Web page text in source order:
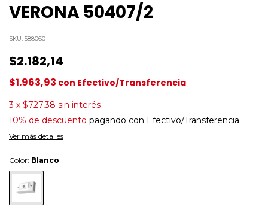
VERONA 50407/2
SKU: 588060
$2.182,14
$1.963,93 con Efectivo/Transferencia
3 x $727,38 sin interés
10% de descuento pagando con Efectivo/Transferencia
Ver más detalles
Color: Blanco